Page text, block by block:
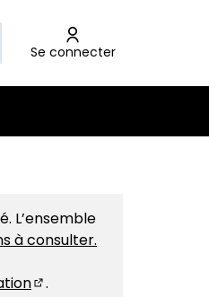
Se connecter
L’ensemble
à consulter.
.